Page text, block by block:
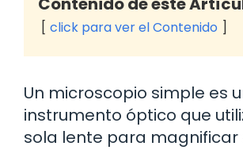
click para ver el Contenido
Un microscopio simple es
instrumento óptico que
sola lente para magnificar